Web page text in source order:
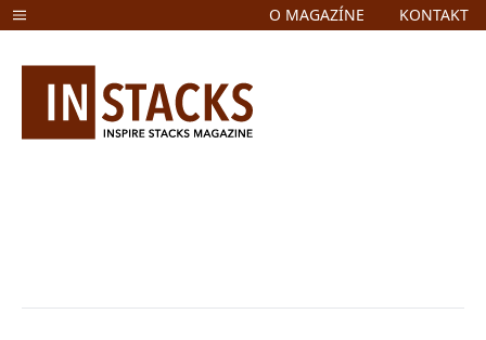
O MAGAZÍNE KONTAKT